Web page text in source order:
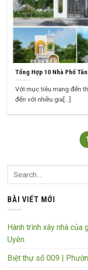
Tổng Hợp 10 Nhà Phố
Với mục tiêu mang đến
đến với nhiều gia[...]
1
BÀI VIẾT MỚI
Hành trình xây nhà của
Uyên
Biệt thự số 009 |